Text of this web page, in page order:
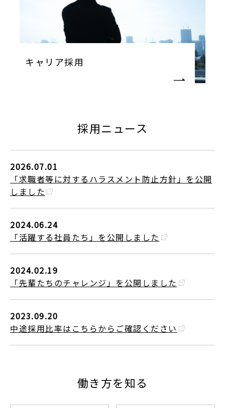
キャリア採用
採用ニュース
2026.07.01
「求職者等に対するハラスメント防⽌⽅針」を公開
しました
2024.06.24
「活躍する社員たち」を公開しました
2024.02.19
「先輩たちのチャレンジ」を公開しました
2023.09.20
中途採用比率はこちらからご確認ください
働き方を知る